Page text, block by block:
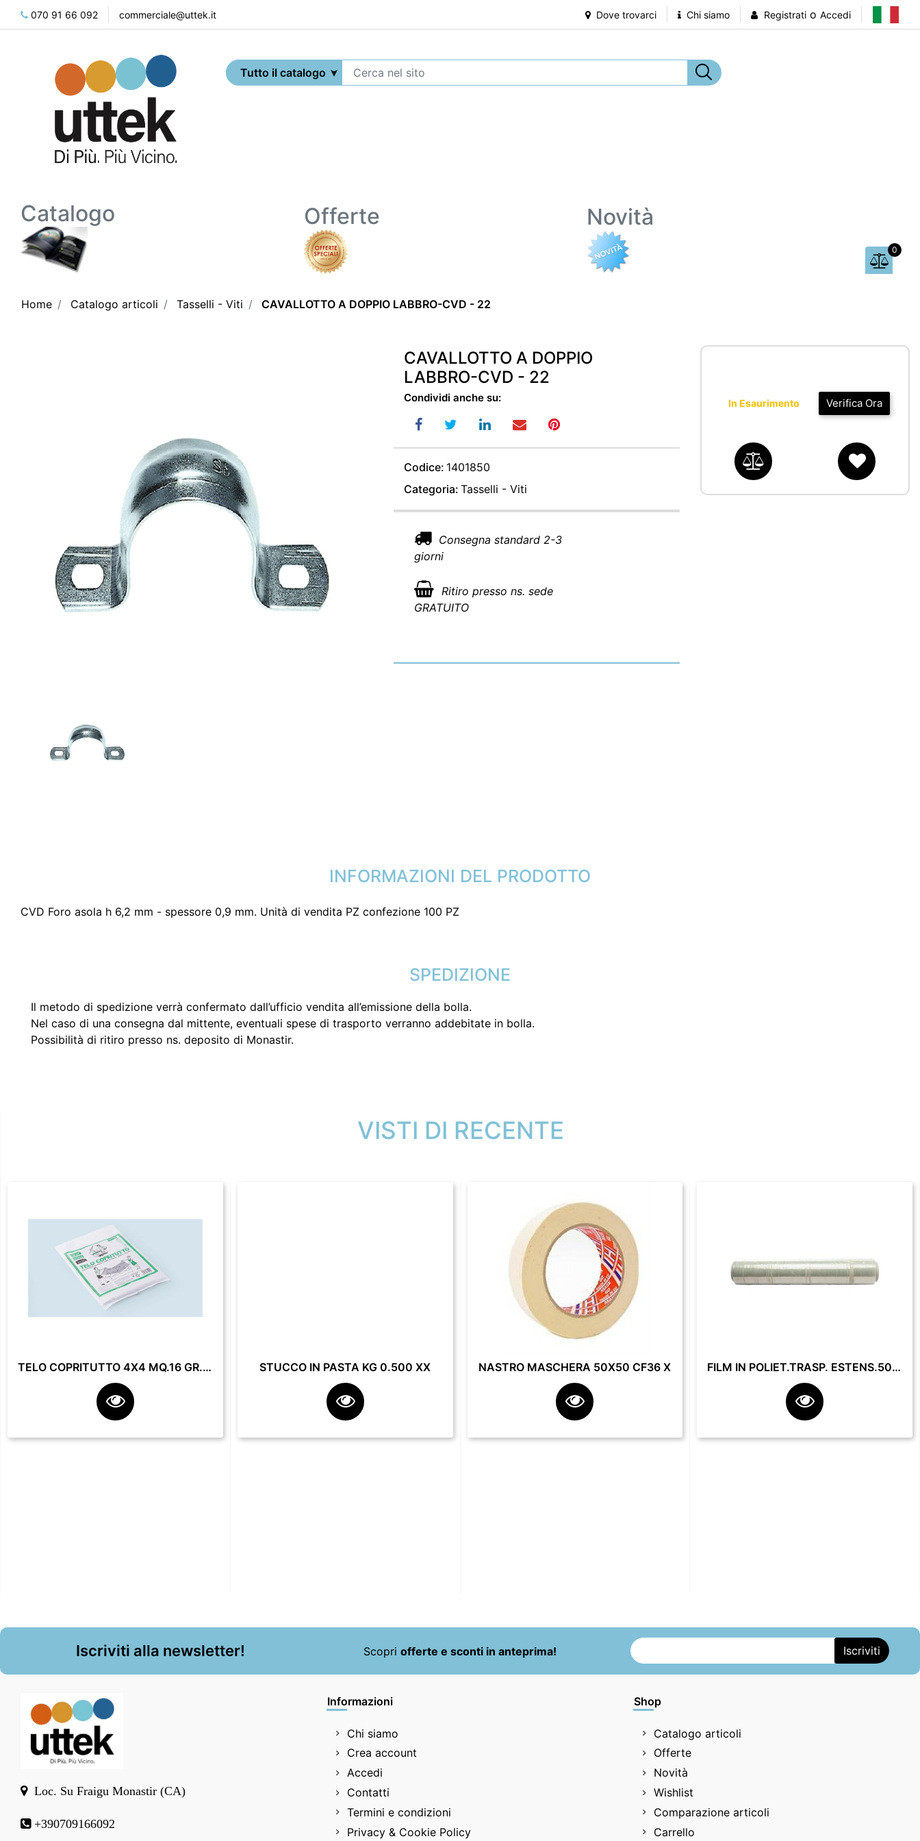
070 91 66 092 commerciale@uttek.it Dove trovarci Chi siamo Registrati o Accedi
Catalogo Offerte Novità
0
Home Catalogo articoli Tasselli - Viti CAVALLOTTO A DOPPIO LABBRO-CVD - 22
CAVALLOTTO A DOPPIO
LABBRO-CVD - 22
Condividi anche su:
Codice: 1401850
Categoria: Tasselli - Viti
Consegna standard 2-3
giorni
Ritiro presso ns. sede
GRATUITO
Verifica Ora
In Esaurimento
INFORMAZIONI DEL PRODOTTO
CVD Foro asola h 6,2 mm - spessore 0,9 mm. Unità di vendita PZ confezione 100 PZ
SPEDIZIONE
Il metodo di spedizione verrà confermato dall’ufficio vendita all’emissione della bolla.
Nel caso di una consegna dal mittente, eventuali spese di trasporto verranno addebitate in bolla.
Possibilità di ritiro presso ns. deposito di Monastir.
VISTI DI RECENTE
TELO COPRITUTTO 4X4 MQ.16 GR. 200** STUCCO IN PASTA KG 0.500 XX NASTRO MASCHERA 50X50 CF36 X FILM IN POLIET.TRASP. ESTENS.50 CM 23 MY 2.2 KG **
Iscriviti alla newsletter! Scopri offerte e sconti in anteprima!
Loc. Su Fraigu Monastir (CA)
+390709166092
Informazioni
Chi siamo
Crea account
Accedi
Contatti
Termini e condizioni
Privacy & Cookie Policy
Shop
Catalogo articoli
Offerte
Novità
Wishlist
Comparazione articoli
Carrello